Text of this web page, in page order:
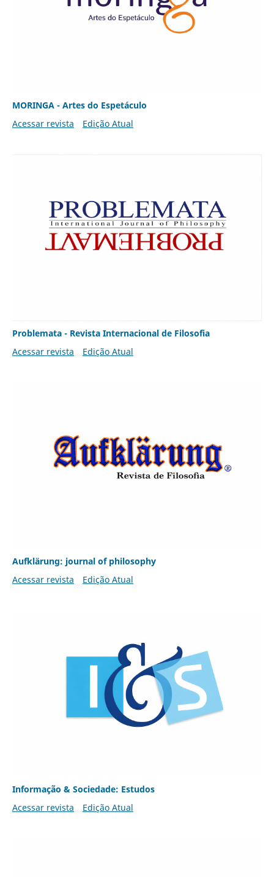
MORINGA - Artes do Espetáculo
Acessar revista
Edição Atual
Problemata - Revista Internacional de Filosofia
Acessar revista
Edição Atual
Aufklärung: journal of philosophy
Acessar revista
Edição Atual
Informação & Sociedade: Estudos
Acessar revista
Edição Atual